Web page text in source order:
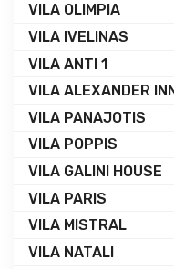
VILA OLIMPIA
VILA IVELINAS
VILA ANTI 1
VILA ALEXANDER INN
VILA PANAJOTIS
VILA POPPIS
VILA GALINI HOUSE
VILA PARIS
VILA MISTRAL
VILA NATALI